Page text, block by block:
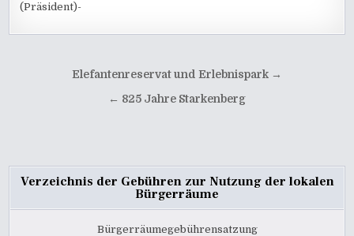
(Präsident)-
Beitragsnavigation
Elefantenreservat und Erlebnispark →
← 825 Jahre Starkenberg
Verzeichnis der Gebühren zur Nutzung der lokalen
Bürgerräume
Bürgerräumegebührensatzung